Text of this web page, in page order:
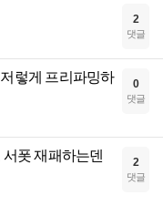
2
댓글
렇게 프리파밍하
0
댓글
폿 재패하는덴
2
댓글